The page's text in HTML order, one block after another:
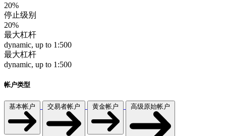
20%
停止级别
20%
最大杠杆
dynamic, up to 1:500
最大杠杆
dynamic, up to 1:500
帐户类型
基本帐户 交易者帐户 黄金帐户 高级原始帐户